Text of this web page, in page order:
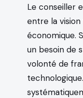
Le conseiller
entre la
économique.
un besoin de
volonté de